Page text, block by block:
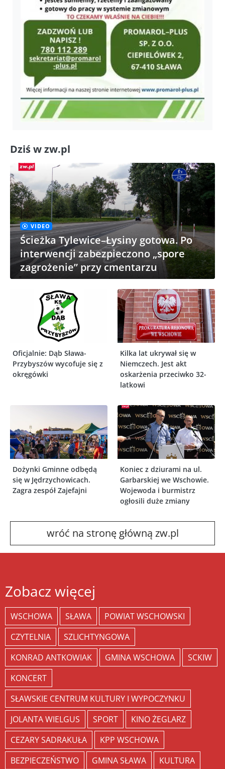
Dziś w zw.pl
VIDEO
Ścieżka Tylewice–Łysiny gotowa. Po
interwencji zabezpieczono „spore
zagrożenie” przy cmentarzu
Oficjalnie: Dąb Sława-
Przybyszów wycofuje się z
okręgówki
Kilka lat ukrywał się w
Niemczech. Jest akt
oskarżenia przeciwko 32-
latkowi
Dożynki Gminne odbędą
się w Jędrzychowicach.
Zagra zespół Zajefajni
Koniec z dziurami na ul.
Garbarskiej we Wschowie.
Wojewoda i burmistrz
ogłosili duże zmiany
wróć na stronę główną zw.pl
Zobacz więcej
WSCHOWA SŁAWA
POWIAT WSCHOWSKI
CZYTELNIA
SZLICHTYNGOWA
KONRAD ANTKOWIAK
GMINA WSCHOWA
SCKIW
KONCERT
SŁAWSKIE CENTRUM KULTURY I WYPOCZYNKU
JOLANTA WIELGUS
SPORT
KINO ŻEGLARZ
CEZARY SADRAKUŁA
KPP WSCHOWA
BEZPIECZEŃSTWO
GMINA SŁAWA
KULTURA